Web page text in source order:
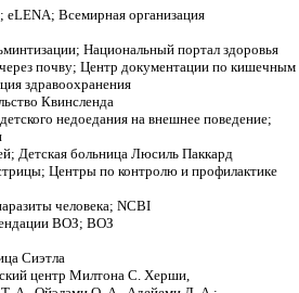
eLENA; Всемирная организация
Национальный портал здоровья
почву; Центр документации по кишечным
здравоохранения
Квинсленда
недоедания на внешнее поведение;
Детская больница Люсиль Паккард
Центры по контролю и профилактике
человека; NCBI
ВОЗ; ВОЗ
Сиэтла
центр Милтона С. Херши,